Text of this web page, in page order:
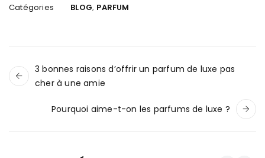
Catégories BLOG, PARFUM
3 bonnes raisons d’offrir un parfum de luxe pas
cher à une amie
Pourquoi aime-t-on les parfums de luxe ?